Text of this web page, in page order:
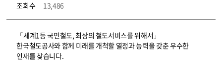
조회수
13,486
코레일소개_경영공시_채용공고 상세보기 – 내용, 파일, 담당자 연락처로 구성
「세계1등 국민철도, 최상의 철도서비스를 위해서」
한국철도공사와 함께 미래를 개척할 열정과 능력을 갖춘 우수한
인재를 찾습니다.